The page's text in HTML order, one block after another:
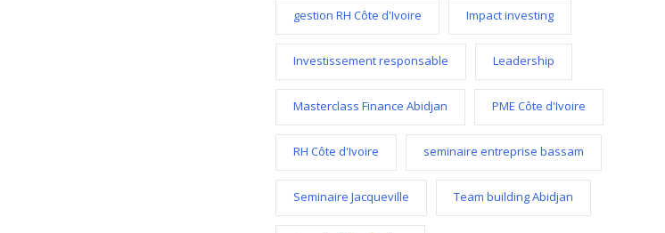
gestion RH Côte d'Ivoire Impact investing
Investissement responsable Leadership
Masterclass Finance Abidjan PME Côte d'Ivoire
RH Côte d'Ivoire seminaire entreprise bassam
Seminaire Jacqueville Team building Abidjan